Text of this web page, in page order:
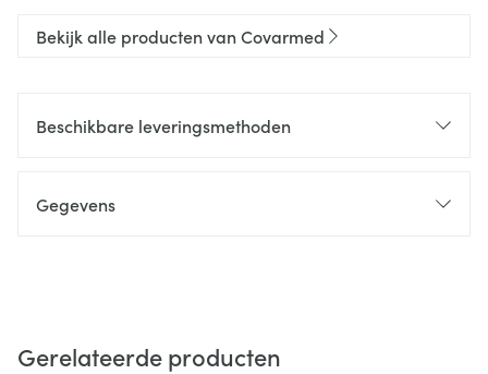
Bekijk alle producten van Covarmed
Beschikbare leveringsmethoden
Gegevens
Gerelateerde producten